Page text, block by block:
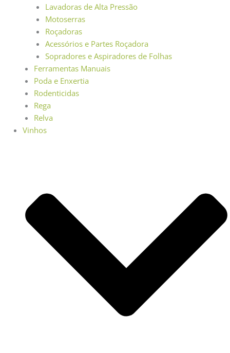
Lavadoras de Alta Pressão
Motoserras
Roçadoras
Acessórios e Partes Roçadora
Sopradores e Aspiradores de Folhas
Ferramentas Manuais
Poda e Enxertia
Rodenticidas
Rega
Relva
Vinhos